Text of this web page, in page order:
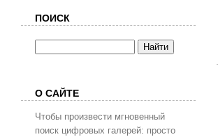
ПОИСК
О САЙТЕ
Чтобы произвести мгновенный
поиск цифровых галерей: просто